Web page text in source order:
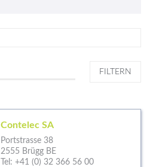
FILTERN
Contelec SA
Portstrasse 38
2555 Brügg BE
Tel: +41 (0) 32 366 56 00